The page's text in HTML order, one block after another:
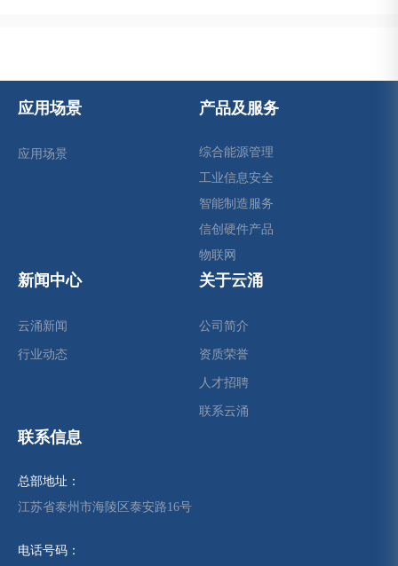
应用场景
应用场景
产品及服务
综合能源管理
工业信息安全
智能制造服务
信创硬件产品
物联网
新闻中心
云涌新闻
行业动态
关于云涌
公司简介
资质荣誉
人才招聘
联系云涌
联系信息
总部地址：
江苏省泰州市海陵区泰安路16号
电话号码：